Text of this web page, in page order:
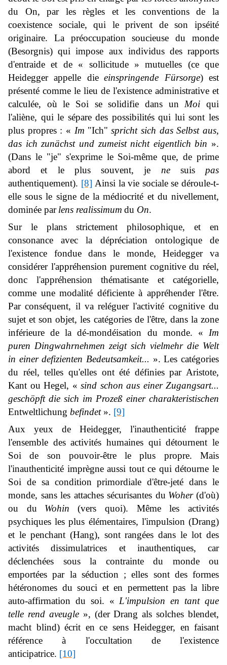
du On, par les règles et les conventions de la
coexistence sociale, qui le privent de son ipséité
originaire. La préoccupation soucieuse du monde
(Besorgnis) qui impose aux individus des rapports
d'entraide et de « sollicitude » mutuelles (ce que
Heidegger appelle die einspringende Fürsorge) est
présenté comme le lieu de l'existence administrative et
calculée, où le Soi se solidifie dans unMoi qui
l'aliène, qui le sépare des possibilités qui lui sont les
plus propres : « Im "Ich"spricht sich das Selbst aus,
das ich zunächst und zumeist nicht eigentlich bin ».
(Dans le "je" s'exprime le Soi-même que, de prime
abord et le plus souvent, je nesuis pas
authentiquement). [8] Ainsi la vie sociale se déroule-t-
elle sous le signe de la médiocrité et du nivellement,
dominée par lens realissimum du On.
Sur le plans strictement philosophique, et en
consonance avec la dépréciation ontologique de
l'existence fondue dans le monde, Heidegger va
considérer l'appréhension purement cognitive du réel,
donc l'appréhension thématisante et catégorielle,
comme une modalité déficiente à appréhender l'être.
Par conséquent, il va reléguer l'activité cognitive du
sujet et son objet, les catégories de l'être, dans la zone
inférieure de la dé-mondéisation du monde. « Im
puren Dingwahrnehmen zeigt sich vielmehr die Welt
in einer defizienten Bedeutsamkeit... ». Les catégories
du réel, telles qu'elles ont été définies par Aristote,
Kant ou Hegel, « sind schon aus einer Zugangsart...
geschöpft die sich im Prozeß einer charakteristischen
Entweltlichung befindet». [9]
Aux yeux de Heidegger, l'inauthenticité frappe
l'ensemble des activités humaines qui détournent le
Soi de son pouvoir-être le plus propre. Mais
l'inauthenticité imprègne aussi tout ce qui détourne le
Soi de sa condition primordiale d'être-jeté dans le
monde, sans les attaches sécurisantes du Woher (d'où)
ou du
Wohin
(vers quoi). Même les activités
psychiques les plus élémentaires, l'impulsion (Drang)
et le penchant (Hang), sont rangées dans le lot des
activités dissimulatrices et inauthentiques, car
déclenchées sous la contrainte du monde ou
emportées par la séduction ; elles sont des formes
hétéronomes du souci et en permettent pas la libre
auto-affirmation du soi. «L'impulsion en tant que
telle rend aveugle», (der Drang als solches blendet,
macht blind) écrit en ce sens Heidegger, en faisant
référence à l'occultation de l'existence
anticipatrice. [10]